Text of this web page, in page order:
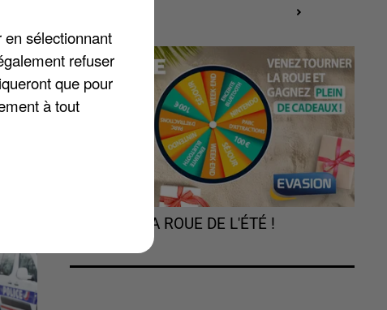
TOURNEZ LA ROUE DE L'ÉTÉ !
sélectionnant
refuser
que pour
à tout